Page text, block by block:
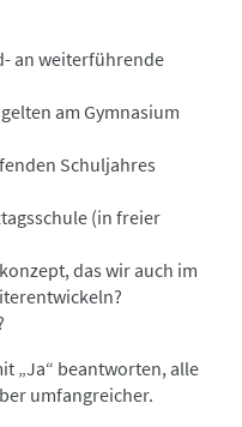
an weiterführende
am Gymnasium
Schuljahres
(in freier
das wir auch im
„Ja“ beantworten, alle
umfangreicher.